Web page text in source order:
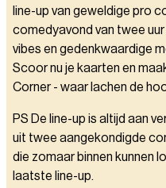
line-up van geweldige pro
comedyavond van twee
vibes en gedenkwaardige
Scoor nu je kaarten en
Corner - waar lachen de
PS De line-up is altijd aan
uit twee aangekondigde
die zomaar binnen kunnen
laatste line-up.